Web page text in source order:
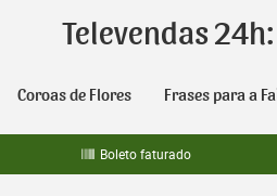
Televendas 24h:
Coroas de Flores Frases para a
Boleto faturado